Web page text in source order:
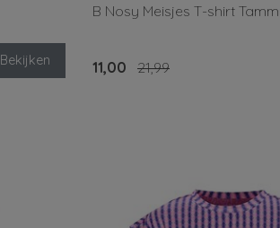
Bekijken
B Nosy Meisjes T-shirt
11,00 21,99